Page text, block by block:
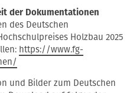
der Dokumentationen
des Deutschen
Holzbau 2025
https://www.fg-
und Bilder zum Deutschen